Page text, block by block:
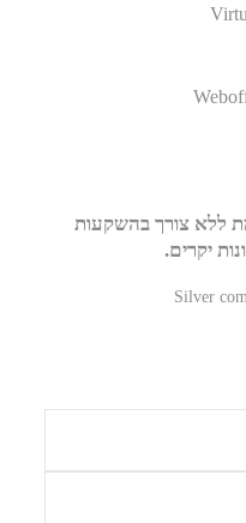
ללא צורך בהשקעות
יקרים.